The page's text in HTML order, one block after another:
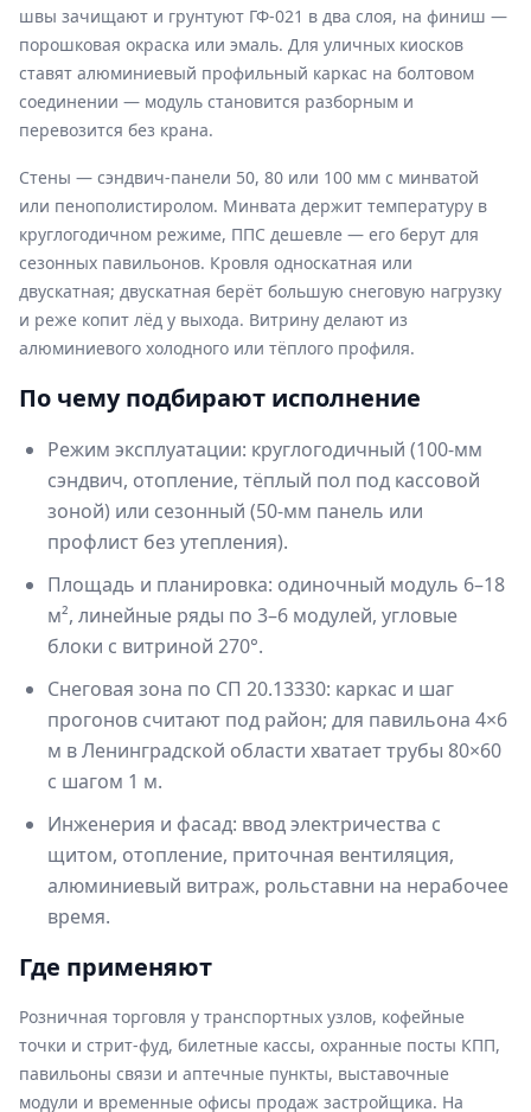
швы зачищают и грунтуют ГФ-021 в два слоя, на финиш —
порошковая окраска или эмаль. Для уличных киосков
ставят алюминиевый профильный каркас на болтовом
соединении — модуль становится разборным и
перевозится без крана.
Стены — сэндвич-панели 50, 80 или 100 мм с минватой
или пенополистиролом. Минвата держит температуру в
круглогодичном режиме, ППС дешевле — его берут для
сезонных павильонов. Кровля односкатная или
двускатная; двускатная берёт большую снеговую нагрузку
и реже копит лёд у выхода. Витрину делают из
алюминиевого холодного или тёплого профиля.
По чему подбирают исполнение
Режим эксплуатации: круглогодичный (100-мм
сэндвич, отопление, тёплый пол под кассовой
зоной) или сезонный (50-мм панель или
профлист без утепления).
Площадь и планировка: одиночный модуль 6–18
м², линейные ряды по 3–6 модулей, угловые
блоки с витриной 270°.
Снеговая зона по СП 20.13330: каркас и шаг
прогонов считают под район; для павильона 4×6
м в Ленинградской области хватает трубы 80×60
с шагом 1 м.
Инженерия и фасад: ввод электричества с
щитом, отопление, приточная вентиляция,
алюминиевый витраж, рольставни на нерабочее
время.
Где применяют
Розничная торговля у транспортных узлов, кофейные
точки и стрит-фуд, билетные кассы, охранные посты КПП,
павильоны связи и аптечные пункты, выставочные
модули и временные офисы продаж застройщика. На